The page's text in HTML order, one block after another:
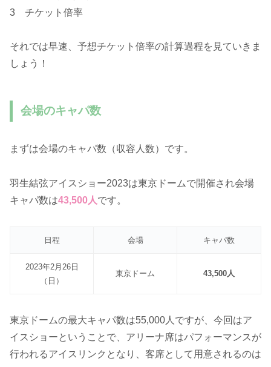
3 チケット倍率
それでは早速、予想チケット倍率の計算過程を見ていきま
しょう！
会場のキャパ数
まずは会場のキャパ数（収容人数）です。
羽生結弦アイスショー2023は東京ドームで開催され会場
キャパ数は43,500人です。
日程 会場 キャパ数
2023年2月26日
（日）
東京ドーム 43,500人
東京ドームの最大キャパ数は55,000人ですが、今回はア
イスショーということで、アリーナ席はパフォーマンスが
行われるアイスリンクとなり、客席として用意されるのは